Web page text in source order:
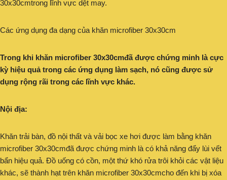
30x30cmtrong lĩnh vực dệt may.
Các ứng dụng đa dạng của khăn microfiber 30x30cm
Trong khi khăn microfiber 30x30cmđã được chứng minh là cực
kỳ hiệu quả trong các ứng dụng làm sạch, nó cũng được sử
dụng rộng rãi trong các lĩnh vực khác.
Nội địa:
Khăn trải bàn, đồ nội thất và vải bọc xe hơi được làm bằng khăn
microfiber 30x30cmđã được chứng minh là có khả năng đẩy lùi vết
bẩn hiệu quả. Đồ uống có cồn, một thứ khó rửa trôi khỏi các vật liệu
khác, sẽ thành hạt trên khăn microfiber 30x30cmcho đến khi bị xóa